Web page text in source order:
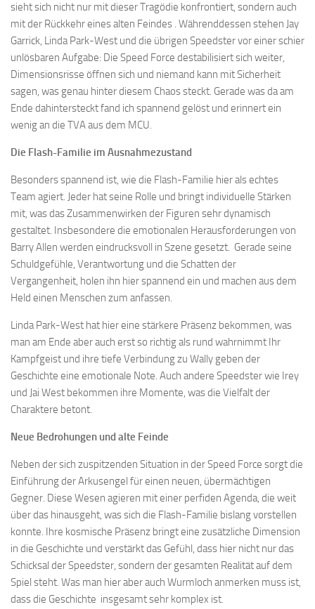
sieht sich nicht nur mit dieser Tragödie konfrontiert, sondern auch
mit der Rückkehr eines alten Feindes . Währenddessen stehen Jay
Garrick, Linda Park-West und die übrigen Speedster vor einer schier
unlösbaren Aufgabe: Die Speed Force destabilisiert sich weiter,
Dimensionsrisse öffnen sich und niemand kann mit Sicherheit
sagen, was genau hinter diesem Chaos steckt. Gerade was da am
Ende dahintersteckt fand ich spannend gelöst und erinnert ein
wenig an die TVA aus dem MCU.
Die Flash-Familie im Ausnahmezustand
Besonders spannend ist, wie die Flash-Familie hier als echtes
Team agiert. Jeder hat seine Rolle und bringt individuelle Stärken
mit, was das Zusammenwirken der Figuren sehr dynamisch
gestaltet. Insbesondere die emotionalen Herausforderungen von
Barry Allen werden eindrucksvoll in Szene gesetzt. Gerade seine
Schuldgefühle, Verantwortung und die Schatten der
Vergangenheit, holen ihn hier spannend ein und machen aus dem
Held einen Menschen zum anfassen.
Linda Park-West hat hier eine stärkere Präsenz bekommen, was
man am Ende aber auch erst so richtig als rund wahrnimmt Ihr
Kampfgeist und ihre tiefe Verbindung zu Wally geben der
Geschichte eine emotionale Note. Auch andere Speedster wie Irey
und Jai West bekommen ihre Momente, was die Vielfalt der
Charaktere betont.
Neue Bedrohungen und alte Feinde
Neben der sich zuspitzenden Situation in der Speed Force sorgt die
Einführung der Arkusengel für einen neuen, übermächtigen
Gegner. Diese Wesen agieren mit einer perfiden Agenda, die weit
über das hinausgeht, was sich die Flash-Familie bislang vorstellen
konnte. Ihre kosmische Präsenz bringt eine zusätzliche Dimension
in die Geschichte und verstärkt das Gefühl, dass hier nicht nur das
Schicksal der Speedster, sondern der gesamten Realität auf dem
Spiel steht. Was man hier aber auch Wurmloch anmerken muss ist,
dass die Geschichte insgesamt sehr komplex ist.